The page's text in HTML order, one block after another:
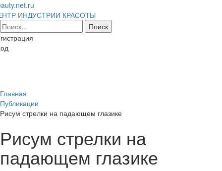
ИНДУСТРИИ КРАСОТЫ
Главная
Публикации
Рисум стрелки на падающем глазике
Рисум стрелки на
падающем глазике